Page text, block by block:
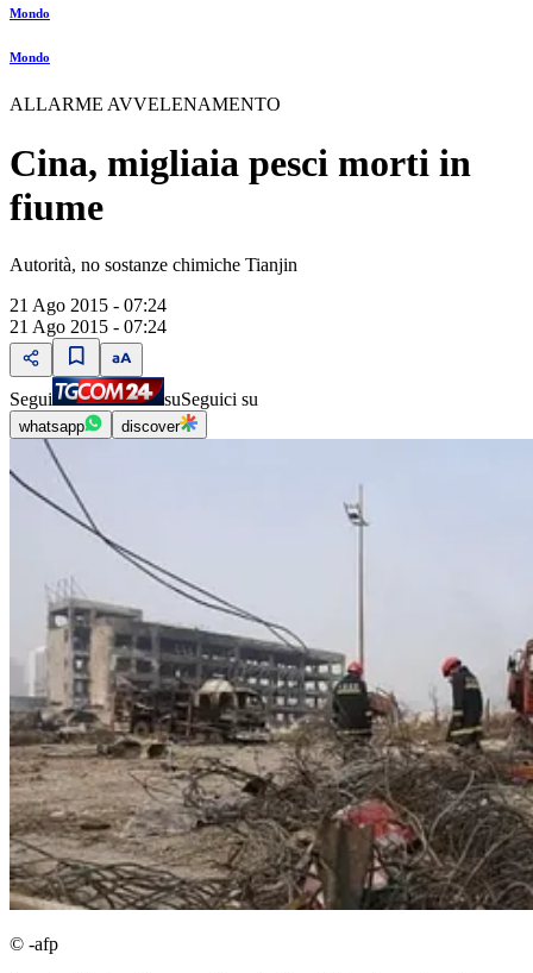
Mondo
Mondo
ALLARME AVVELENAMENTO
Cina, migliaia pesci morti in
fiume
Autorità, no sostanze chimiche Tianjin
21 Ago 2015 - 07:24
21 Ago 2015 - 07:24
Segui suSeguici su
whatsapp discover
© -afp